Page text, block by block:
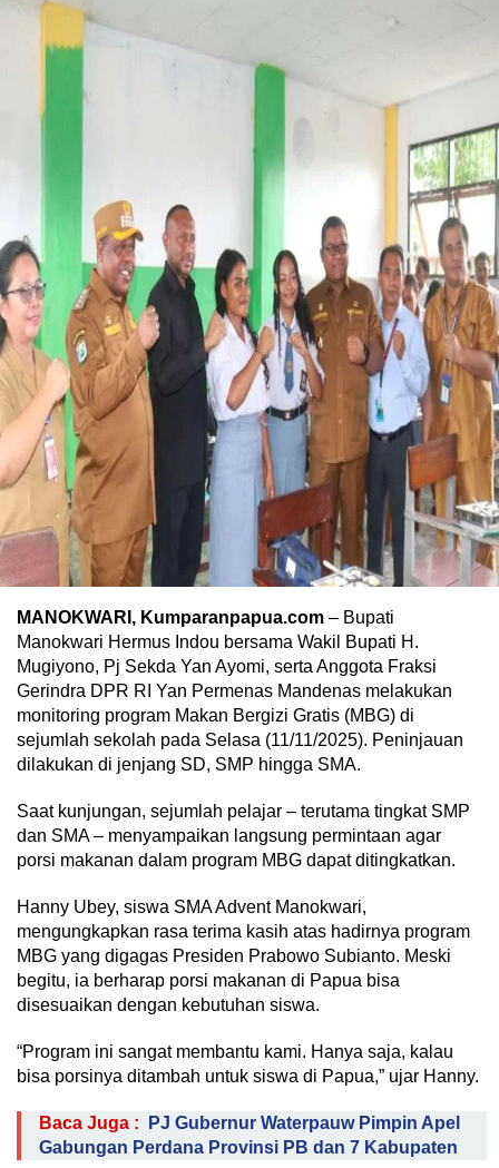
MANOKWARI, Kumparanpapua.com – Bupati
Manokwari Hermus Indou bersama Wakil Bupati H.
Mugiyono, Pj Sekda Yan Ayomi, serta Anggota Fraksi
Gerindra DPR RI Yan Permenas Mandenas melakukan
monitoring program Makan Bergizi Gratis (MBG) di
sejumlah sekolah pada Selasa (11/11/2025). Peninjauan
dilakukan di jenjang SD, SMP hingga SMA.
Saat kunjungan, sejumlah pelajar – terutama tingkat SMP
dan SMA – menyampaikan langsung permintaan agar
porsi makanan dalam program MBG dapat ditingkatkan.
Hanny Ubey, siswa SMA Advent Manokwari,
mengungkapkan rasa terima kasih atas hadirnya program
MBG yang digagas Presiden Prabowo Subianto. Meski
begitu, ia berharap porsi makanan di Papua bisa
disesuaikan dengan kebutuhan siswa.
“Program ini sangat membantu kami. Hanya saja, kalau
bisa porsinya ditambah untuk siswa di Papua,” ujar Hanny.
Baca Juga :
PJ Gubernur Waterpauw Pimpin Apel
Gabungan Perdana Provinsi PB dan 7 Kabupaten